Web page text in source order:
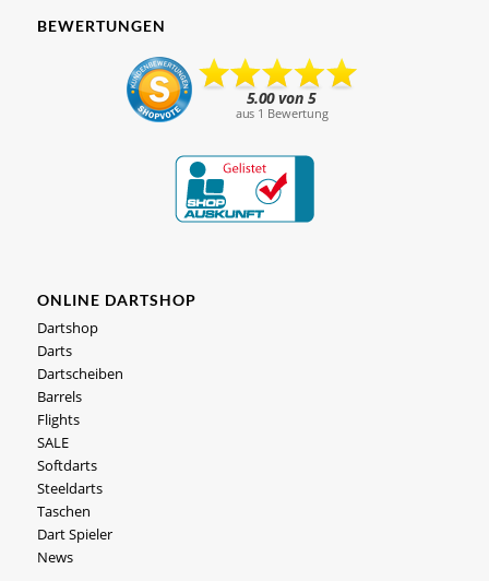
BEWERTUNGEN
ONLINE DARTSHOP
Dartshop
Darts
Dartscheiben
Barrels
Flights
SALE
Softdarts
Steeldarts
Taschen
Dart Spieler
News